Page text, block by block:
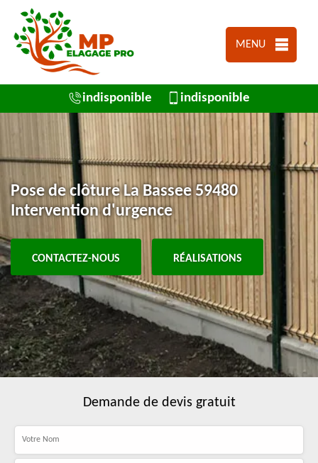
MENU
indisponible indisponible
Pose de clôture La Bassee 59480
Intervention d'urgence
CONTACTEZ-NOUS RÉALISATIONS
Demande de devis gratuit